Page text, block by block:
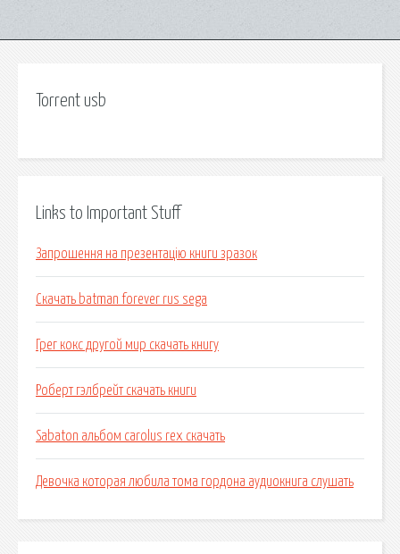
Torrent usb
Links to Important Stuff
Запрошення на презентацію книги зразок
Скачать batman forever rus sega
Грег кокс другой мир скачать книгу
Роберт гэлбрейт скачать книги
Sabaton альбом carolus rex скачать
Девочка которая любила тома гордона аудиокнига слушать